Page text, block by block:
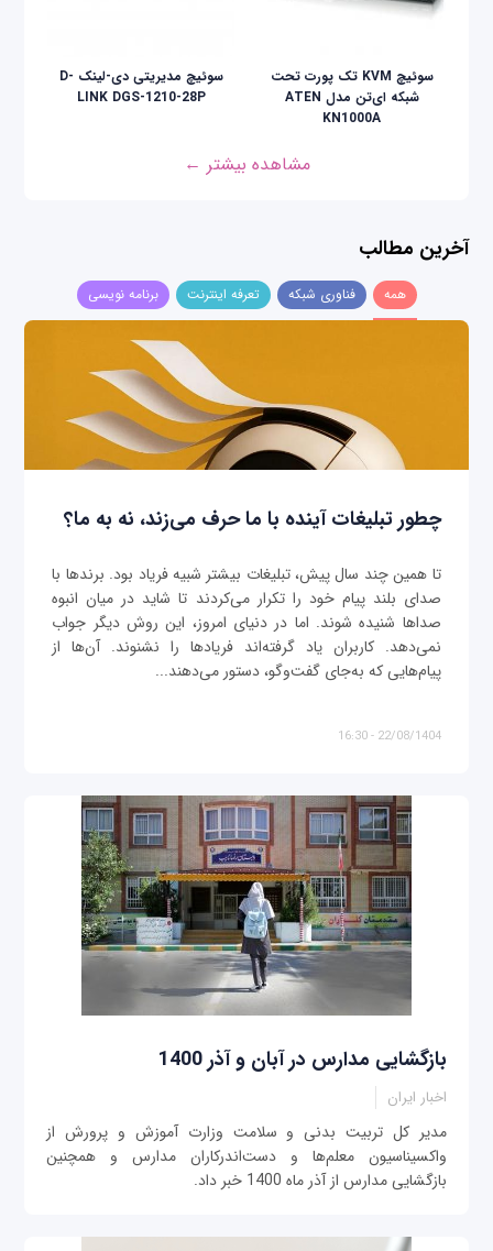
سوئیچ KVM تک پورت تحت
شبکه ای‌تن مدل ATEN
KN1000A
سوئیچ مدیریتی دی-لینک D-
LINK DGS-1210-28P
مشاهده بیشتر ←
آخرین مطالب
همه فناوری شبکه تعرفه اینترنت برنامه نویسی
چطور تبلیغات آینده با ما حرف می‌زند، نه به ما؟
تا همین چند سال پیش، تبلیغات بیشتر شبیه فریاد بود. برندها با
صدای بلند پیام خود را تکرار می‌کردند تا شاید در میان انبوه
صداها شنیده شوند. اما در دنیای امروز، این روش دیگر جواب
نمی‌دهد. کاربران یاد گرفته‌اند فریادها را نشنوند. آن‌ها از
پیام‌هایی که به‌جای گفت‌وگو، دستور می‌دهند...
22/08/1404 - 16:30
بازگشایی مدارس در آبان و آذر 1400
اخبار ایران
مدیر کل تربیت بدنی و سلامت وزارت آموزش و پرورش از
واکسیناسیون معلم‌ها و دست‌اندرکاران مدارس و همچنین
بازگشایی مدارس از آذر ماه 1400 خبر داد.